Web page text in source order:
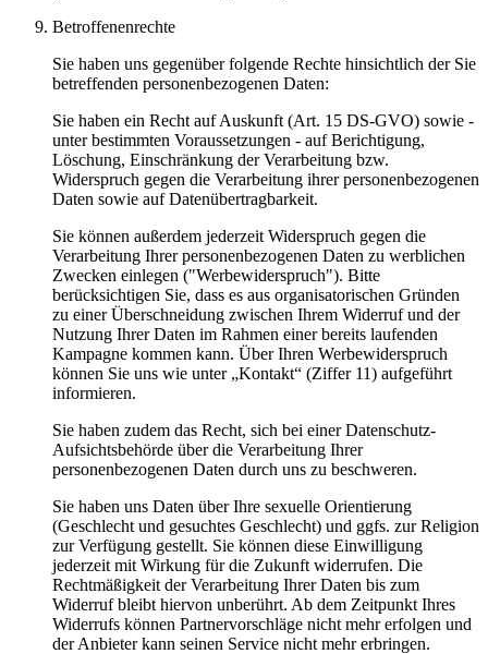
Betroffenenrechte
Sie haben uns gegenüber folgende Rechte hinsichtlich der Sie
betreffenden personenbezogenen Daten:
Sie haben ein Recht auf Auskunft (Art. 15 DS-GVO) sowie -
unter bestimmten Voraussetzungen - auf Berichtigung,
Löschung, Einschränkung der Verarbeitung bzw.
Widerspruch gegen die Verarbeitung ihrer personenbezogenen
Daten sowie auf Datenübertragbarkeit.
Sie können außerdem jederzeit Widerspruch gegen die
Verarbeitung Ihrer personenbezogenen Daten zu werblichen
Zwecken einlegen ("Werbewiderspruch"). Bitte
berücksichtigen Sie, dass es aus organisatorischen Gründen
zu einer Überschneidung zwischen Ihrem Widerruf und der
Nutzung Ihrer Daten im Rahmen einer bereits laufenden
Kampagne kommen kann. Über Ihren Werbewiderspruch
können Sie uns wie unter „Kontakt“ (Ziffer 11) aufgeführt
informieren.
Sie haben zudem das Recht, sich bei einer Datenschutz-
Aufsichtsbehörde über die Verarbeitung Ihrer
personenbezogenen Daten durch uns zu beschweren.
Sie haben uns Daten über Ihre sexuelle Orientierung
(Geschlecht und gesuchtes Geschlecht) und ggfs. zur Religion
zur Verfügung gestellt. Sie können diese Einwilligung
jederzeit mit Wirkung für die Zukunft widerrufen. Die
Rechtmäßigkeit der Verarbeitung Ihrer Daten bis zum
Widerruf bleibt hiervon unberührt. Ab dem Zeitpunkt Ihres
Widerrufs können Partnervorschläge nicht mehr erfolgen und
der Anbieter kann seinen Service nicht mehr erbringen.